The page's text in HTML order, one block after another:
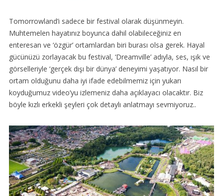
Tomorrowland’i sadece bir festival olarak düşünmeyin.
Muhtemelen hayatınız boyunca dahil olabileceğiniz en
enteresan ve ‘özgür’ ortamlardan biri burası olsa gerek. Hayal
gücünüzü zorlayacak bu festival, ‘Dreamville’ adıyla, ses, ışık ve
görselleriyle ‘gerçek dışı bir dünya’ deneyimi yaşatıyor. Nasıl bir
ortam olduğunu daha iyi ifade edebilmemiz için yukarı
koyduğumuz video’yu izlemeniz daha açıklayacı olacaktır. Biz
böyle kızlı erkekli şeyleri çok detaylı anlatmayı sevmiyoruz..